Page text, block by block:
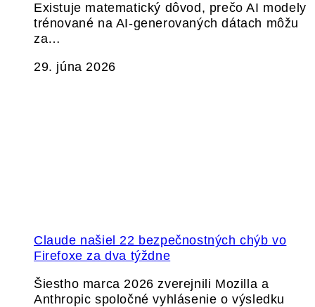
Existuje matematický dôvod, prečo AI modely
trénované na AI-generovaných dátach môžu
za…
29. júna 2026
Claude našiel 22 bezpečnostných chýb vo
Firefoxe za dva týždne
Šiestho marca 2026 zverejnili Mozilla a
Anthropic spoločné vyhlásenie o výsledku